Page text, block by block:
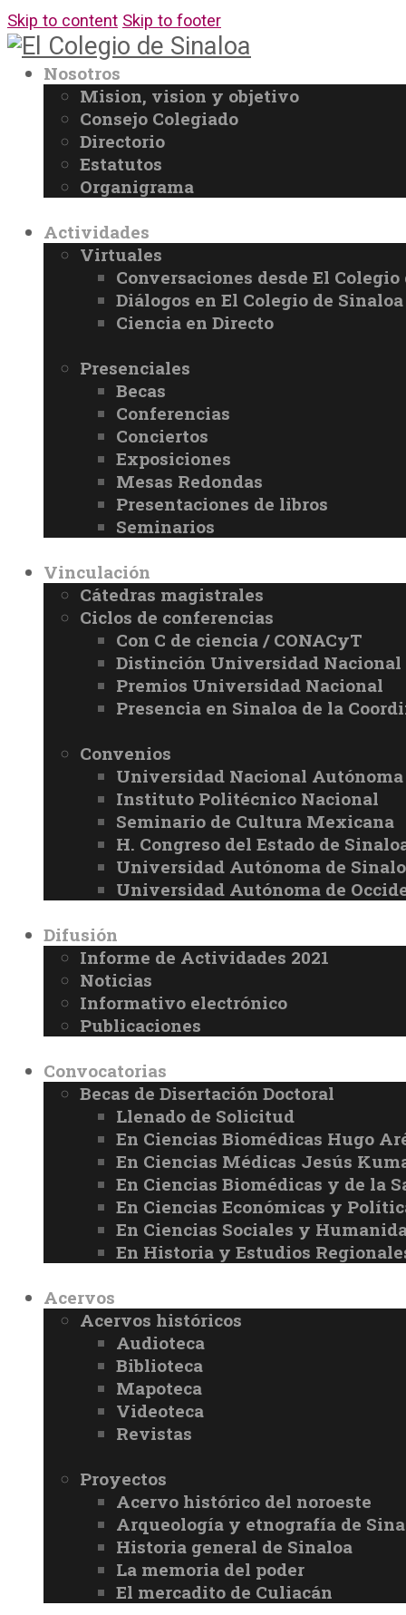
Skip to content Skip to footer
Nosotros
Mision, vision y objetivo
Consejo Colegiado
Directorio
Estatutos
Organigrama
Actividades
Virtuales
Conversaciones desde El
Diálogos en El Colegio de Sinaloa
Ciencia en Directo
Presenciales
Becas
Conferencias
Conciertos
Exposiciones
Mesas Redondas
Presentaciones de libros
Seminarios
Vinculación
Cátedras magistrales
Ciclos de conferencias
Con C de ciencia / CONACyT
Distinción Universidad Nacional
Premios Universidad Nacional
Presencia en Sinaloa de la
Convenios
Universidad Nacional
Instituto Politécnico Nacional
Seminario de Cultura Mexicana
H. Congreso del Estado de
Universidad Autónoma de
Universidad Autónoma de
Difusión
Informe de Actividades 2021
Noticias
Informativo electrónico
Publicaciones
Convocatorias
Becas de Disertación Doctoral
Llenado de Solicitud
En Ciencias Biomédicas Hugo
En Ciencias Médicas Jesús
En Ciencias Biomédicas y de la
En Ciencias Económicas y
En Ciencias Sociales y
En Historia y Estudios
Acervos
Acervos históricos
Audioteca
Biblioteca
Mapoteca
Videoteca
Revistas
Proyectos
Acervo histórico del noroeste
Arqueología y etnografía de
Historia general de Sinaloa
La memoria del poder
El mercadito de Culiacán